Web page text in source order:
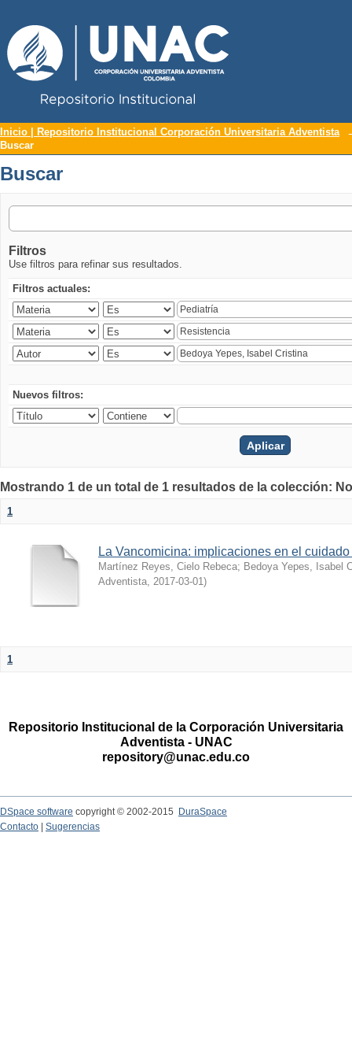
Buscar
Inicio | Repositorio Institucional Corporación Universitaria Adventista
Buscar
Buscar
Filtros
Use filtros para refinar sus resultados.
Filtros actuales:
Nuevos filtros:
Mostrando 1 de un total de 1 resultados de la colección:
1
La Vancomicina: implicaciones en el
Martínez Reyes, Cielo Rebeca; Bedoya Yepes, Isabel
Adventista, 2017-03-01)
1
Repositorio Institucional de la Corporación Universitaria
Adventista - UNAC
repository@unac.edu.co
DSpace software copyright © 2002-2015
DuraSpace
Contacto
Sugerencias